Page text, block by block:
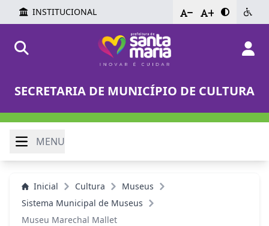
INSTITUCIONAL - +
SECRETARIA DE MUNICÍPIO DE CULTURA
MENU
Inicial Cultura
Museus
Sistema Municipal de Museus
Museu Marechal Mallet